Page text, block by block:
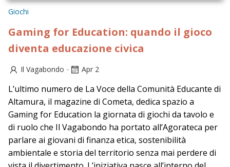
Giochi
Gaming for Education: quando il gioco
diventa educazione civica
Il Vagabondo - Apr 2
L’ultimo numero de La Voce della Comunità Educante di
Altamura, il magazine di Cometa, dedica spazio a
Gaming for Education la giornata di giochi da tavolo e
di ruolo che Il Vagabondo ha portato all’Agorateca per
parlare ai giovani di finanza etica, sostenibilità
ambientale e storia del territorio senza mai perdere di